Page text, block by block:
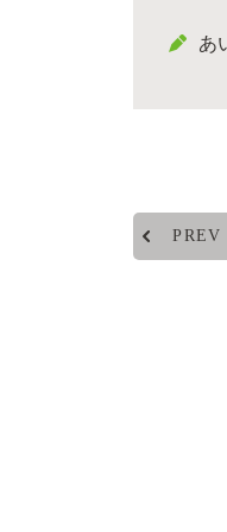
あ
PREV